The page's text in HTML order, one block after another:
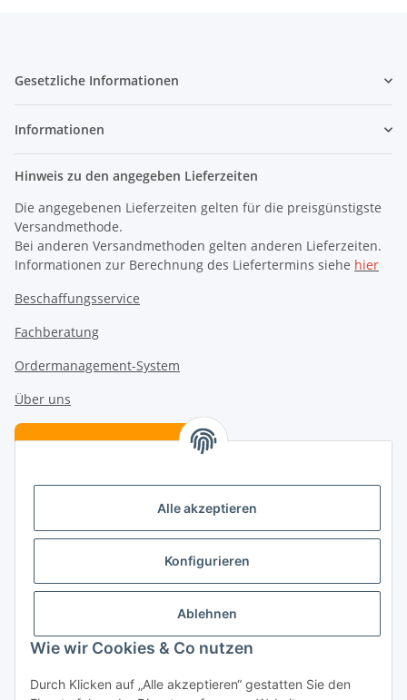
Alle akzeptieren
Konfigurieren
Ablehnen
Wie wir Cookies & Co nutzen
Durch Klicken auf „Alle akzeptieren“ gestatten Sie den
Gesetzliche Informationen
Informationen
Hinweis zu den angegeben Lieferzeiten
Die angegebenen Lieferzeiten gelten für die preisgünstigste
Versandmethode.
Bei anderen Versandmethoden gelten anderen Lieferzeiten.
Informationen zur Berechnung des Liefertermins siehe hier
Beschaffungsservice
Fachberatung
Ordermanagement-System
Über uns
Verträge hier kündigen
Vertrag widerrufen
Patenschaften